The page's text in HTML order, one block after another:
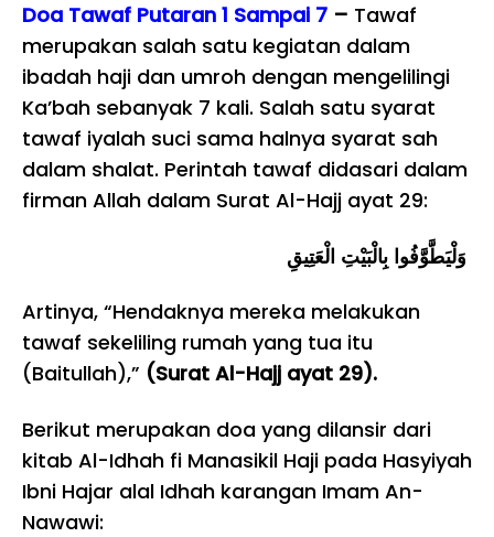
Doa Tawaf Putaran 1 Sampai 7 – Tawaf
merupakan salah satu kegiatan dalam
ibadah haji dan umroh dengan mengelilingi
Ka’bah sebanyak 7 kali. Salah satu syarat
tawaf iyalah suci sama halnya syarat sah
dalam shalat. Perintah tawaf didasari dalam
firman Allah dalam Surat Al-Hajj ayat 29:
Artinya, “Hendaknya mereka melakukan
tawaf sekeliling rumah yang tua itu
(Baitullah),” (Surat Al-Hajj ayat 29).
Berikut merupakan doa yang dilansir dari
kitab Al-Idhah fi Manasikil Haji pada Hasyiyah
Ibni Hajar alal Idhah karangan Imam An-
Nawawi: